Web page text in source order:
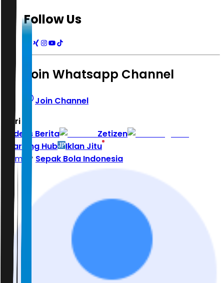
Follow Us
Join Whatsapp Channel
Join Channel
Hari ini
Indeks Berita
Zetizen
Learning Hub
Iklan Jitu
Home
Sepak Bola Indonesia